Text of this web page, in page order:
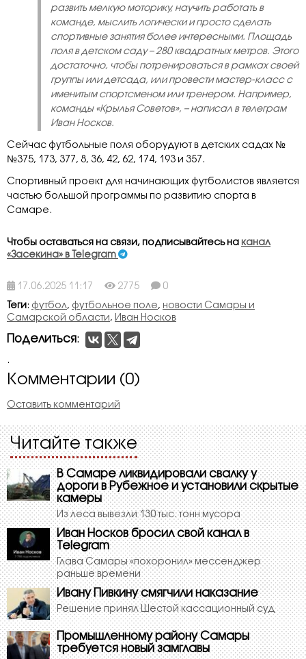
развить мелкую моторику, научить работать в
команде, мыслить логически и просто сделать
спортивные занятия более интересными. Площадь
поля в детском саду – 280 квадратных метров. Этого
достаточно, чтобы потренироваться в рамках своей
группы или детсада, или провести мастер-класс с
именитым спортсменом или тренером. Например,
команды «Крылья Советов», – написал в телеграм
Иван Носков.
Сейчас футбольные поля оборудуют в детских садах №
№375, 173, 377, 8, 36, 42, 62, 174, 193 и 357.
Спортивный проект для начинающих футболистов является
частью большой программы по развитию спорта в
Самаре.
Чтобы оставаться на связи, подписывайтесь на канал
«Засекина» в Telegram
17.06.2025 11:17 2775 0
Теги : футбол, футбольное поле, новости Самары и
Самарской области , Иван Носков
Поделиться :
.
Комментарии (0)
Оставить комментарий
Читайте также
В Самаре ликвидировали свалку у
дороги в Рубежное и установили скрытые
камеры
Из леса вывезли 130 тыс. тонн мусора
Иван Носков бросил свой канал в
Telegram
Глава Самары «похоронил» мессенджер
раньше времени
Ивану Пивкину смягчили наказание
Решение принял Шестой кассационный суд
Промышленному району Самары
требуется новый замглавы